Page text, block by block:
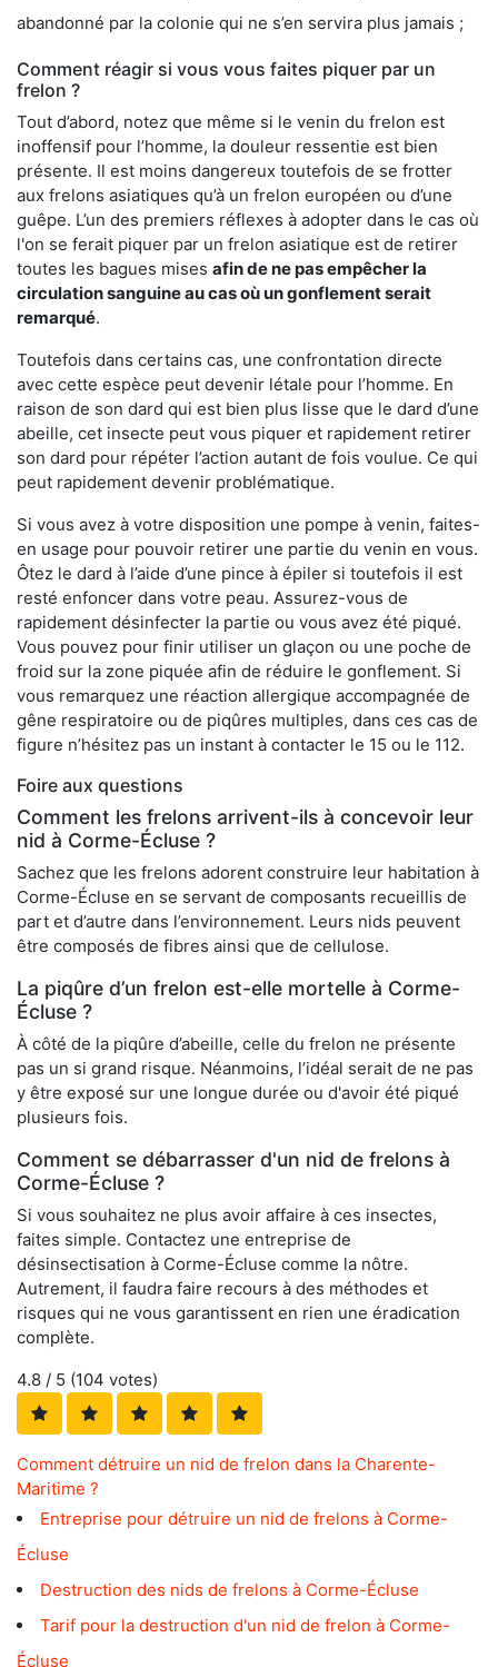
abandonné par la colonie qui ne s’en servira plus jamais ;
Comment réagir si vous vous faites piquer par un
frelon ?
Tout d’abord, notez que même si le venin du frelon est
inoffensif pour l’homme, la douleur ressentie est bien
présente. Il est moins dangereux toutefois de se frotter
aux frelons asiatiques qu’à un frelon européen ou d’une
guêpe. L’un des premiers réflexes à adopter dans le cas où
l'on se ferait piquer par un frelon asiatique est de retirer
toutes les bagues mises afin de ne pas empêcher la
circulation sanguine au cas où un gonflement serait
remarqué.
Toutefois dans certains cas, une confrontation directe
avec cette espèce peut devenir létale pour l’homme. En
raison de son dard qui est bien plus lisse que le dard d’une
abeille, cet insecte peut vous piquer et rapidement retirer
son dard pour répéter l’action autant de fois voulue. Ce qui
peut rapidement devenir problématique.
Si vous avez à votre disposition une pompe à venin, faites-
en usage pour pouvoir retirer une partie du venin en vous.
Ôtez le dard à l’aide d’une pince à épiler si toutefois il est
resté enfoncer dans votre peau. Assurez-vous de
rapidement désinfecter la partie ou vous avez été piqué.
Vous pouvez pour finir utiliser un glaçon ou une poche de
froid sur la zone piquée afin de réduire le gonflement. Si
vous remarquez une réaction allergique accompagnée de
gêne respiratoire ou de piqûres multiples, dans ces cas de
figure n’hésitez pas un instant à contacter le 15 ou le 112.
Foire aux questions
Comment les frelons arrivent-ils à concevoir leur
nid à Corme-Écluse ?
Sachez que les frelons adorent construire leur habitation à
Corme-Écluse en se servant de composants recueillis de
part et d’autre dans l’environnement. Leurs nids peuvent
être composés de fibres ainsi que de cellulose.
La piqûre d’un frelon est-elle mortelle à Corme-
Écluse ?
À côté de la piqûre d’abeille, celle du frelon ne présente
pas un si grand risque. Néanmoins, l’idéal serait de ne pas
y être exposé sur une longue durée ou d'avoir été piqué
plusieurs fois.
Comment se débarrasser d'un nid de frelons à
Corme-Écluse ?
Si vous souhaitez ne plus avoir affaire à ces insectes,
faites simple. Contactez une entreprise de
désinsectisation à Corme-Écluse comme la nôtre.
Autrement, il faudra faire recours à des méthodes et
risques qui ne vous garantissent en rien une éradication
complète.
4.8 / 5 (104 votes)
Comment détruire un nid de frelon dans la Charente-
Maritime ?
Entreprise pour détruire un nid de frelons à Corme-
Écluse
Destruction des nids de frelons à Corme-Écluse
Tarif pour la destruction d'un nid de frelon à Corme-
Écluse